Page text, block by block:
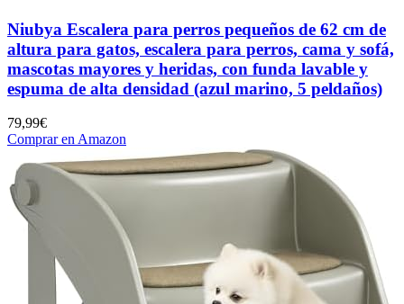
Niubya Escalera para perros pequeños de 62 cm de
altura para gatos, escalera para perros, cama y sofá,
mascotas mayores y heridas, con funda lavable y
espuma de alta densidad (azul marino, 5 peldaños)
79,99€
Comprar en Amazon